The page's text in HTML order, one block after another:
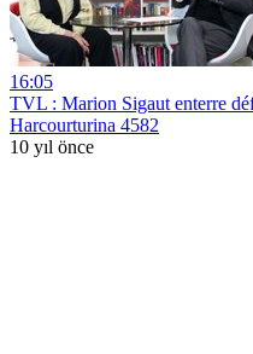
16:05
TVL : Marion Sigaut enterre
Harcourturina 4582
10 yıl önce